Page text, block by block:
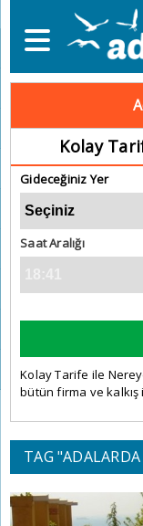
Kolay
Gideceğiniz Yer
Saat Aralığı
Kolay Tarife ile
bütün firma ve
TAG